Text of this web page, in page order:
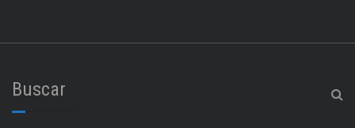
Buscar